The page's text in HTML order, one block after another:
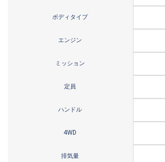
ボディタイプ
エンジン
ミッション
定員
ハンドル
4WD
排気量